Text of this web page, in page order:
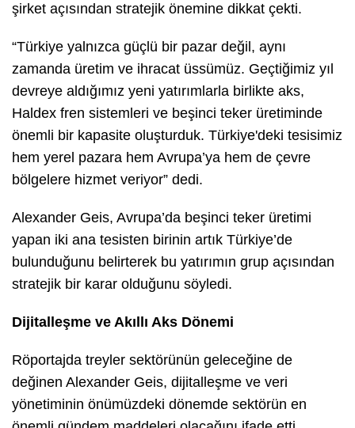
şirket açısından stratejik önemine dikkat çekti.
“Türkiye yalnızca güçlü bir pazar değil, aynı
zamanda üretim ve ihracat üssümüz. Geçtiğimiz yıl
devreye aldığımız yeni yatırımlarla birlikte aks,
Haldex fren sistemleri ve beşinci teker üretiminde
önemli bir kapasite oluşturduk. Türkiye'deki tesisimiz
hem yerel pazara hem Avrupa’ya hem de çevre
bölgelere hizmet veriyor” dedi.
Alexander Geis, Avrupa’da beşinci teker üretimi
yapan iki ana tesisten birinin artık Türkiye’de
bulunduğunu belirterek bu yatırımın grup açısından
stratejik bir karar olduğunu söyledi.
Dijitalleşme ve Akıllı Aks Dönemi
Röportajda treyler sektörünün geleceğine de
değinen Alexander Geis, dijitalleşme ve veri
yönetiminin önümüzdeki dönemde sektörün en